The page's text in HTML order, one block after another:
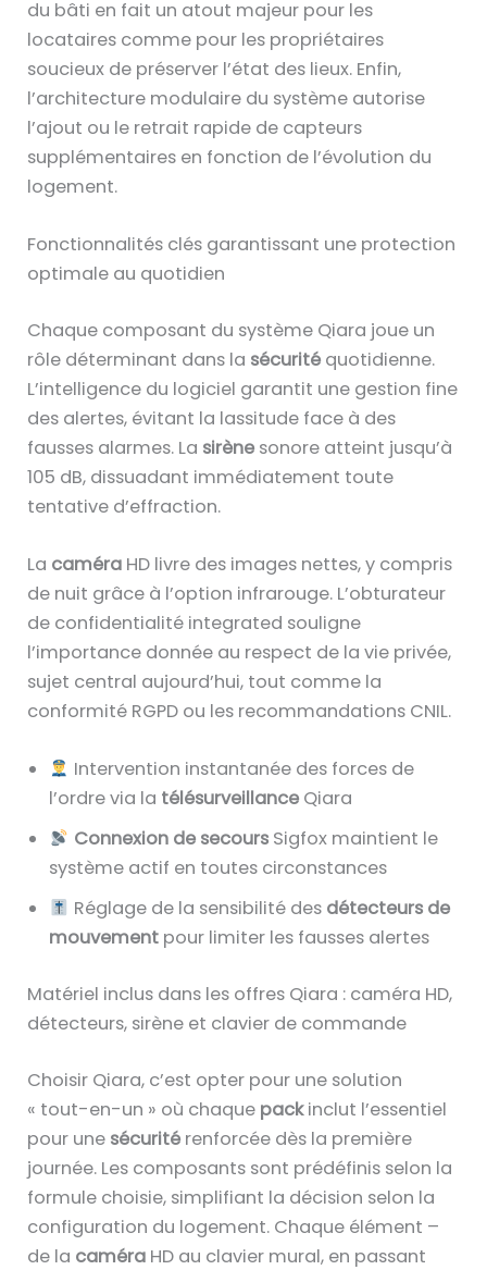
du bâti en fait un atout majeur pour les
locataires comme pour les propriétaires
soucieux de préserver l’état des lieux. Enfin,
l’architecture modulaire du système autorise
l’ajout ou le retrait rapide de capteurs
supplémentaires en fonction de l’évolution du
logement.
Fonctionnalités clés garantissant une protection
optimale au quotidien
Chaque composant du système Qiara joue un
rôle déterminant dans la sécurité quotidienne.
L’intelligence du logiciel garantit une gestion fine
des alertes, évitant la lassitude face à des
fausses alarmes. La sirène sonore atteint jusqu’à
105 dB, dissuadant immédiatement toute
tentative d’effraction.
La caméra HD livre des images nettes, y compris
de nuit grâce à l’option infrarouge. L’obturateur
de confidentialité integrated souligne
l’importance donnée au respect de la vie privée,
sujet central aujourd’hui, tout comme la
conformité RGPD ou les recommandations CNIL.
Intervention instantanée des forces de
l’ordre via la télésurveillance Qiara
Connexion de secoursSigfox maintient le
système actif en toutes circonstances
Réglage de la sensibilité des détecteurs de
mouvement pour limiter les fausses alertes
Matériel inclus dans les offres Qiara : caméra HD,
détecteurs, sirène et clavier de commande
Choisir Qiara, c’est opter pour une solution
« tout-en-un » où chaque packinclut l’essentiel
pour une sécurité renforcée dès la première
journée. Les composants sont prédéfinis selon la
formule choisie, simplifiant la décision selon la
configuration du logement. Chaque élément –
de la caméra HD au clavier mural, en passant